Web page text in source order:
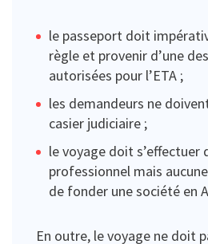
le passeport doit
règle et provenir d’une
autorisées pour l’ETA ;
les demandeurs ne
casier judiciaire ;
le voyage doit s’effectuer
professionnel mais
de fonder une société en
En outre, le voyage ne doit